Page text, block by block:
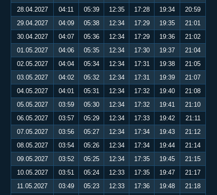
28.04.2027
04:11 05:39 12:35 17:28 19:34
20:59
29.04.2027
04:09 05:38 12:34 17:29 19:35
21:01
30.04.2027
04:07 05:36 12:34 17:29 19:36
21:02
01.05.2027
04:06 05:35 12:34 17:30 19:37
21:04
02.05.2027
04:04 05:34 12:34 17:31 19:38
21:05
03.05.2027
04:02 05:32 12:34 17:31 19:39
21:07
04.05.2027
04:01 05:31 12:34 17:32 19:40
21:08
05.05.2027
03:59 05:30 12:34 17:32 19:41
21:10
06.05.2027
03:57 05:29 12:34 17:33 19:42
21:11
07.05.2027
03:56 05:27 12:34 17:34 19:43
21:12
08.05.2027
03:54 05:26 12:34 17:34 19:44
21:14
09.05.2027
03:52 05:25 12:34 17:35 19:45
21:15
10.05.2027
03:51 05:24 12:33 17:35 19:47
21:17
11.05.2027
03:49 05:23 12:33 17:36 19:48
21:18